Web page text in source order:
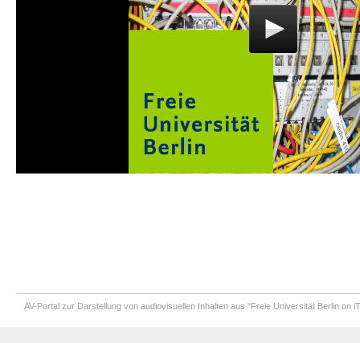
AV-Portal zur Darstellung von audiovisuellen Inhalten aus "Freie Universität Berlin on